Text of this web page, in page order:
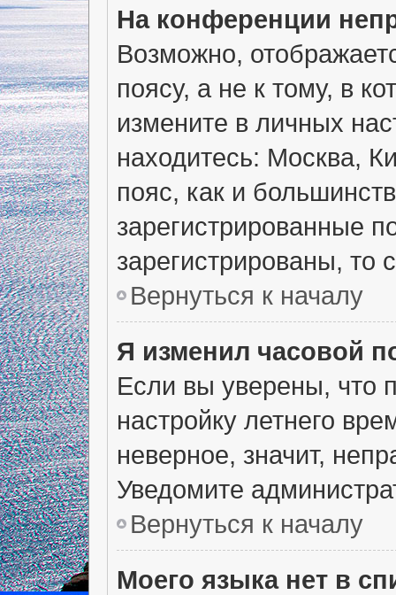
На конференции
Возможно,
поясу, а не к тому, в
измените в личных
находитесь: Москва,
пояс, как и
зарегистрированные
зарегистрированы, то
Вернуться к началу
Я изменил часовой
Если вы уверены, что
настройку летнего
неверное, значит,
Уведомите
Вернуться к началу
Моего языка нет в